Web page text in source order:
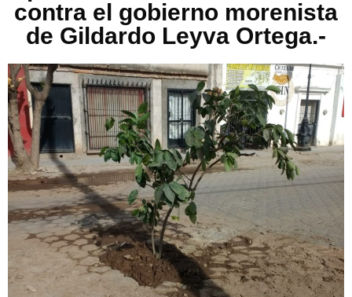
contra el gobierno morenista
de Gildardo Leyva Ortega.-